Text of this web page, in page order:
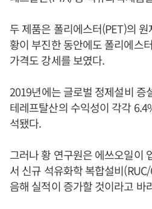
두 제품은 폴리에스터(PET)의
황이 부진한 동안에도 폴리에스
가격도 강세를 보였다.
2019년에는 글로벌 정제설비 증
테레프탈산의 수익성이 각각
석됐다.
그러나 황 연구원은 에쓰오일이
서 신규 석유화학 복합설비
음해 실적이 증가할 것이라고 바